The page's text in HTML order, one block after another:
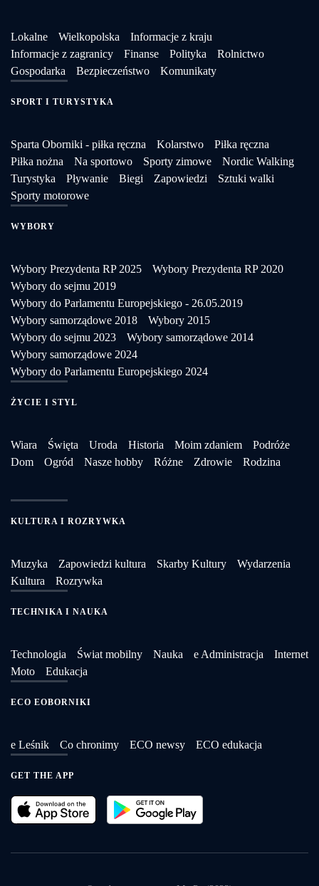
Lokalne Wielkopolska
Informacje z kraju
Informacje z zagranicy
Finanse Polityka
Rolnictwo
Gospodarka
Bezpieczeństwo Komunikaty
SPORT I TURYSTYKA
Sparta Oborniki - piłka ręczna Kolarstwo
Piłka ręczna
Piłka nożna
Na sportowo Sporty zimowe
Nordic Walking
Turystyka
Pływanie Biegi Zapowiedzi
Sztuki walki
Sporty motorowe
WYBORY
Wybory Prezydenta RP 2025
Wybory Prezydenta RP 2020
Wybory do sejmu 2019
Wybory do Parlamentu Europejskiego - 26.05.2019
Wybory samorządowe 2018
Wybory 2015
Wybory do sejmu 2023
Wybory samorządowe 2014
Wybory samorządowe 2024
Wybory do Parlamentu Europejskiego 2024
ŻYCIE I STYL
Wiara Święta Uroda Historia Moim zdaniem
Podróże
Dom
Ogród Nasze hobby Różne Zdrowie Rodzina
KULTURA I ROZRYWKA
Muzyka Zapowiedzi kultura Skarby Kultury
Wydarzenia
Kultura
Rozrywka
TECHNIKA I NAUKA
Technologia Świat mobilny Nauka e Administracja
Internet
Moto
Edukacja
ECO EOBORNIKI
e Leśnik Co chronimy ECO newsy ECO edukacja
GET THE APP